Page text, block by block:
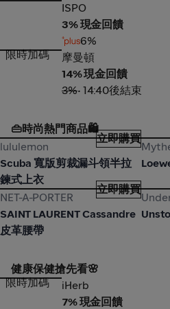
ISPO
3% 現金回饋
6%
摩曼頓
限時加碼
摩曼頓
14% 現金回饋
3%• 14:40後結束
👜時尚熱門商品🛍️
lululemon
立即購買
lululemon
Scuba 寬版剪裁漏斗領半拉
鍊式上衣
NET-A-PORTER
立即購買
NET-A-PORTER
SAINT LAURENT Cassandre
皮革腰帶
健康保健搶先看🌸
iHerb
限時加碼
iHerb
7% 現金回饋